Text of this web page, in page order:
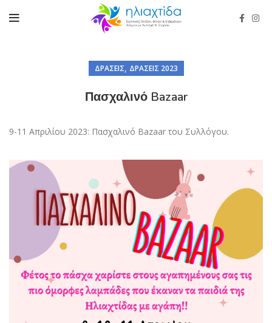
ΔΡΆΣΕΙΣ, ΔΡΆΣΕΙΣ 2023
Πασχαλινό Bazaar
9-11 Απριλίου 2023: Πασχαλινό Bazaar του Συλλόγου.